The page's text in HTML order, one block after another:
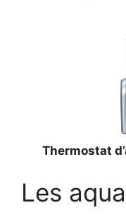
Thermostat
Les